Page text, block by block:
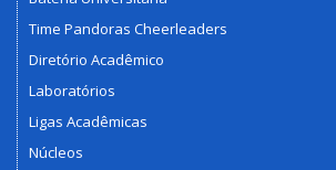
Time Pandoras Cheerleaders
Diretório Acadêmico
Laboratórios
Ligas Acadêmicas
Núcleos